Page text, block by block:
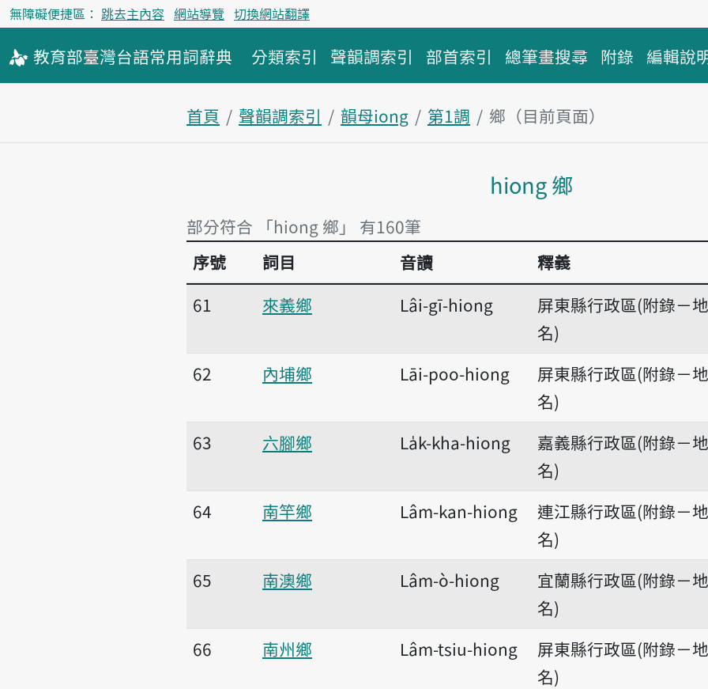
無障礙便捷區： 跳去主內容 網站導覽 切換網站翻譯
教育部臺灣台語常用詞辭典 分類索引 聲韻調索引 部首索引 總筆畫搜尋 附錄 編輯說
首頁 聲韻調索引 韻母iong 第1調
鄉（目前頁面）
hiong 鄉
部分符合 「hiong 鄉」 有160筆
部分符合 「hiong 鄉」 有160筆
序號 詞目 音讀
釋義
61
來義鄉 Lâi-gī-hiong
屏東縣行政區(附錄－
名)
62
內埔鄉 Lāi-poo-hiong
屏東縣行政區(附錄－
名)
63
六腳鄉 La̍k-kha-hiong
嘉義縣行政區(附錄－
名)
64
南竿鄉 Lâm-kan-hiong
連江縣行政區(附錄－
名)
65
南澳鄉 Lâm-ò-hiong
宜蘭縣行政區(附錄－
名)
66
南州鄉 Lâm-tsiu-hiong
屏東縣行政區(附錄－
名)